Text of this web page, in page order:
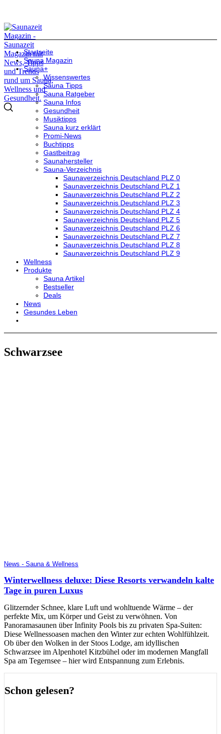
Startseite
Sauna Magazin
Sauna+
Wissenswertes
Sauna Tipps
Sauna Ratgeber
Sauna Infos
Gesundheit
Musiktipps
Sauna kurz erklärt
Promi-News
Buchtipps
Gastbeitrag
Saunahersteller
Sauna-Verzeichnis
Saunaverzeichnis Deutschland PLZ 0
Saunaverzeichnis Deutschland PLZ 1
Saunaverzeichnis Deutschland PLZ 2
Saunaverzeichnis Deutschland PLZ 3
Saunaverzeichnis Deutschland PLZ 4
Saunaverzeichnis Deutschland PLZ 5
Saunaverzeichnis Deutschland PLZ 6
Saunaverzeichnis Deutschland PLZ 7
Saunaverzeichnis Deutschland PLZ 8
Saunaverzeichnis Deutschland PLZ 9
Wellness
Produkte
Sauna Artikel
Bestseller
Deals
News
Gesundes Leben
Schwarzsee
News - Sauna & Wellness
Winterwellness deluxe: Diese Resorts verwandeln kalte
Tage in puren Luxus
Glitzernder Schnee, klare Luft und wohltuende Wärme – der
perfekte Mix, um Körper und Geist zu verwöhnen. Von
Panoramasaunen über Infinity Pools bis zu privaten Spa-Suiten:
Diese Wellnessoasen machen den Winter zur echten Wohlfühlzeit.
Ob über den Wolken in der Stoos Lodge, am idyllischen
Schwarzsee im Alpenhotel Kitzbühel oder im modernen Mangfall
Spa am Tegernsee – hier wird Entspannung zum Erlebnis.
Schon gelesen?